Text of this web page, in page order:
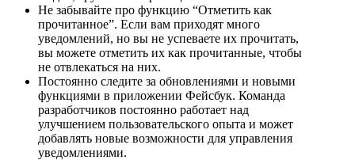
Не забывайте про функцию “Отметить как
прочитанное”. Если вам приходят много
уведомлений, но вы не успеваете их прочитать,
вы можете отметить их как прочитанные, чтобы
не отвлекаться на них.
Постоянно следите за обновлениями и новыми
функциями в приложении Фейсбук. Команда
разработчиков постоянно работает над
улучшением пользовательского опыта и может
добавлять новые возможности для управления
уведомлениями.